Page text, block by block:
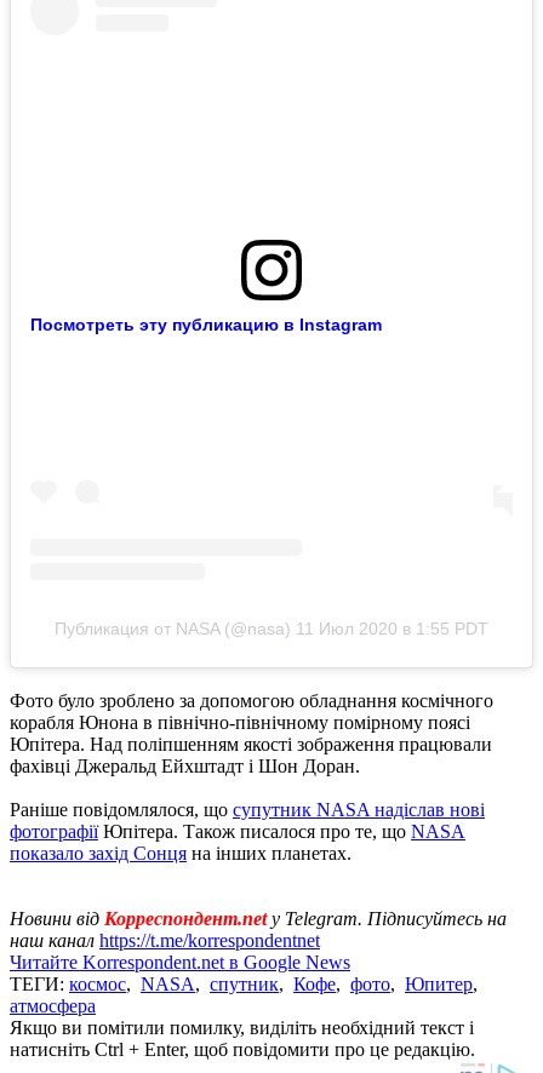
Посмотреть эту публикацию в Instagram
Публикация от NASA (@nasa) 11 Июл 2020 в 1:55 PDT
Фото було зроблено за допомогою обладнання космічного
корабля Юнона в північно-північному помірному поясі
Юпітера. Над поліпшенням якості зображення працювали
фахівці Джеральд Ейхштадт і Шон Доран.
Раніше повідомлялося, що супутник NASA надіслав нові
фотографіїЮпітера. Також писалося про те, що NASA
показало захід Сонця на інших планетах.
Новини від Корреспондент.net у Telegram. Підписуйтесь на
наш канал https://t.me/korrespondentnet
Читайте Korrespondent.net в Google News
ТЕГИ: космос, NASA, спутник, Кофе, фото, Юпитер,
атмосфера
Якщо ви помітили помилку, виділіть необхідний текст і
натисніть Ctrl + Enter, щоб повідомити про це редакцію.